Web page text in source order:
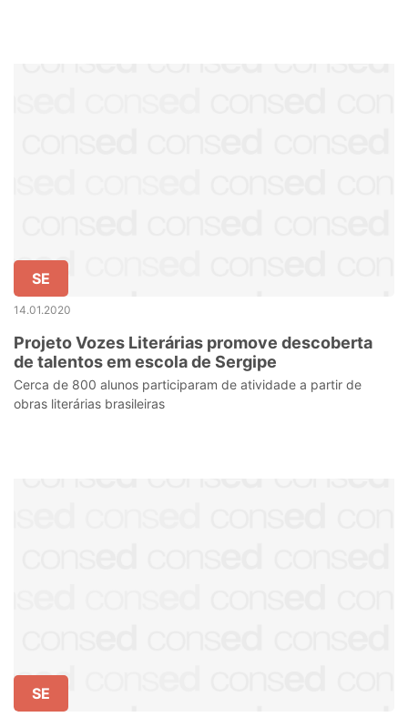
SE
14.01.2020
Projeto Vozes Literárias promove descoberta
de talentos em escola de Sergipe
Cerca de 800 alunos participaram de atividade a partir de
obras literárias brasileiras
SE